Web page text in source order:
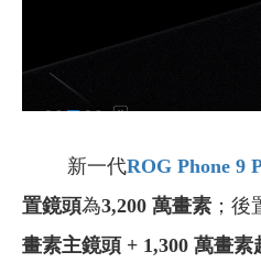
新一代ROG Phone 9
置鏡頭為3,200 萬畫素 ；
畫素主鏡頭 + 1,300 萬畫